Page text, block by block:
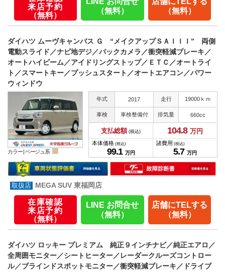
来店予約
（無料）
（無料） （無料）
ダイハツ ムーヴキャンバス Ｇ “メイクアップＳＡＩＩＩ” 両側
電動スライド／ナビ地デジ／バックカメラ／衝突軽減ブレーキ／
オートハイビーム／アイドリングストップ／ＥＴＣ／オートライ
ト／スマートキー／プッシュスタート／オートエアコン／パワー
ウィンドウ
カラー |ベージュ系
年式 2017 走行 19000ｋｍ
車検 車検整備付 排気量 660cc
支払総額 (税込) 104.8 万円
本体価格 (税込)
99.1 万円
諸費用 (税込)
5.7 万円
MEGA SUV 東福岡店
在庫確認
来店予約
（無料）
LINE お問合せ
（無料）
店舗にTELする
（無料）
ダイハツ ロッキー プレミアム 純正９インチナビ／純正エアロ／
全周囲モニター／シートヒーター／レーダークルーズコントロー
ル／ブラインドスポットモニター／衝突軽減ブレーキ／ドライブ